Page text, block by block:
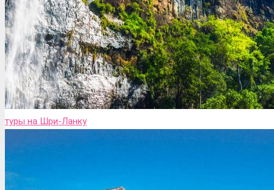
туры на Шри-Ланку